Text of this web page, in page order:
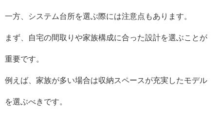
一方、システム台所を選ぶ際には注意点もあります。
まず、自宅の間取りや家族構成に合った設計を選ぶことが
重要です。
例えば、家族が多い場合は収納スペースが充実したモデル
を選ぶべきです。